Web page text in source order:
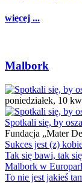
więcej ...
Malbork
poniedziałek, 10
Spotkali się, by
Fundacja „Mater
Sukces jest (z)
Tak się bawi, tak
Malbork w
To nie jest jakieś